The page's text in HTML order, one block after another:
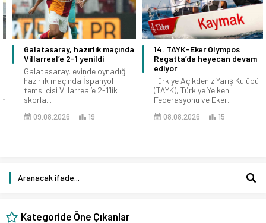
Galatasaray, hazırlık maçında
Villarreal’e 2-1 yenildi
Galatasaray, evinde oynadığı
hazırlık maçında İspanyol
temsilcisi Villarreal’e 2-1’lik
skorla...
09.08.2026 19
14. TAYK-Eker Olympos
Regatta’da heyecan devam
ediyor
Türkiye Açıkdeniz Yarış Kulübü
(TAYK), Türkiye Yelken
Federasyonu ve Eker...
08.08.2026 15
Kategoride Öne Çıkanlar